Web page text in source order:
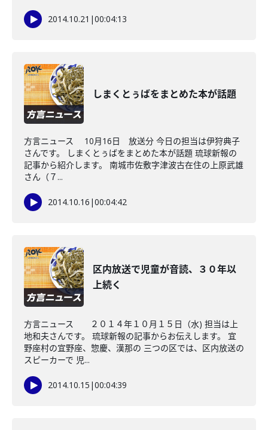
2014.10.21 |00:04:13
しまくとぅばをまとめた本が話題
方言ニュース 10月16日 放送分 今日の担当は伊狩典子
さんです。 しまくとぅばをまとめた本が話題 琉球新報の
記事から紹介します。 南城市佐敷字津波古在住の上原武雄
さん（７...
2014.10.16 |00:04:42
区内放送で児童が音読、３０年以
上続く
方言ニュース ２０１４年１０月１５日（水) 担当は上
地和夫さんです。 琉球新報の記事からお伝えします。 宜
野座村の宜野座、惣慶、漢那の 三つの区では、区内放送の
スピーカーで 児...
2014.10.15 |00:04:39